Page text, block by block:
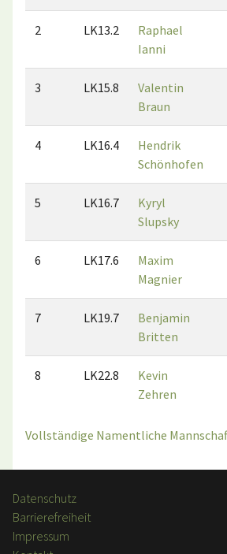
2 LK13.2
Raphael
Ianni
3 LK15.8
Valentin
Braun
4 LK16.4
Hendrik
Schönhofen
5 LK16.7
Kyryl
Slupsky
6 LK17.6
Maxim
Magnier
7 LK19.7
Benjamin
Britten
8 LK22.8
Kevin
Zehren
Vollständige Namentliche
Datenschutz
Barrierefreiheit
Impressum